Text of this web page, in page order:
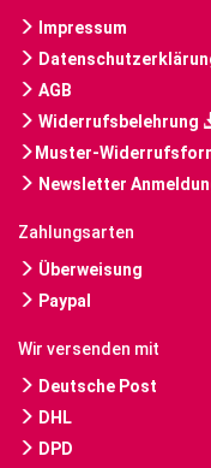
Impressum
AGB
Widerrufsbelehrung
Muster-
Newsletter
Zahlungsarten
Überweisung
Paypal
Wir versenden mit
Deutsche Post
DHL
DPD